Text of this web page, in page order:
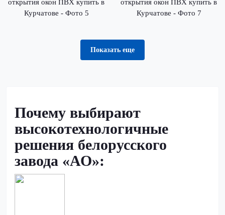
Показать еще
Почему выбирают
высокотехнологичные
решения белорусского
завода «АО»: